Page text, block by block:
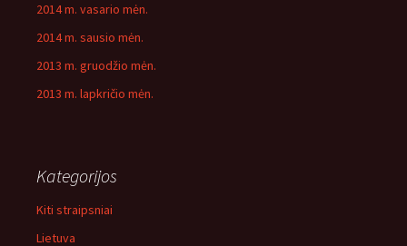
2014 m. vasario mėn.
2014 m. sausio mėn.
2013 m. gruodžio mėn.
2013 m. lapkričio mėn.
Kategorijos
Kiti straipsniai
Lietuva